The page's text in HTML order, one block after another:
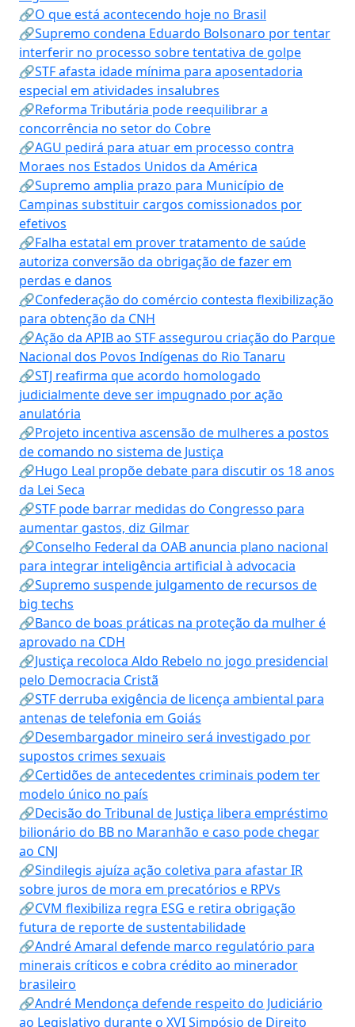
🔗O que está acontecendo hoje no Brasil
🔗Supremo condena Eduardo Bolsonaro por tentar
interferir no processo sobre tentativa de golpe
🔗STF afasta idade mínima para aposentadoria
especial em atividades insalubres
🔗Reforma Tributária pode reequilibrar a
concorrência no setor do Cobre
🔗AGU pedirá para atuar em processo contra
Moraes nos Estados Unidos da América
🔗Supremo amplia prazo para Município de
Campinas substituir cargos comissionados por
efetivos
🔗Falha estatal em prover tratamento de saúde
autoriza conversão da obrigação de fazer em
perdas e danos
🔗Confederação do comércio contesta flexibilização
para obtenção da CNH
🔗Ação da APIB ao STF assegurou criação do Parque
Nacional dos Povos Indígenas do Rio Tanaru
🔗STJ reafirma que acordo homologado
judicialmente deve ser impugnado por ação
anulatória
🔗Projeto incentiva ascensão de mulheres a postos
de comando no sistema de Justiça
🔗Hugo Leal propõe debate para discutir os 18 anos
da Lei Seca
🔗STF pode barrar medidas do Congresso para
aumentar gastos, diz Gilmar
🔗Conselho Federal da OAB anuncia plano nacional
para integrar inteligência artificial à advocacia
🔗Supremo suspende julgamento de recursos de
big techs
🔗Banco de boas práticas na proteção da mulher é
aprovado na CDH
🔗Justiça recoloca Aldo Rebelo no jogo presidencial
pelo Democracia Cristã
🔗STF derruba exigência de licença ambiental para
antenas de telefonia em Goiás
🔗Desembargador mineiro será investigado por
supostos crimes sexuais
🔗Certidões de antecedentes criminais podem ter
modelo único no país
🔗Decisão do Tribunal de Justiça libera empréstimo
bilionário do BB no Maranhão e caso pode chegar
ao CNJ
🔗Sindilegis ajuíza ação coletiva para afastar IR
sobre juros de mora em precatórios e RPVs
🔗CVM flexibiliza regra ESG e retira obrigação
futura de reporte de sustentabilidade
🔗André Amaral defende marco regulatório para
minerais críticos e cobra crédito ao minerador
brasileiro
🔗André Mendonça defende respeito do Judiciário
ao Legislativo durante o XVI Simpósio de Direito